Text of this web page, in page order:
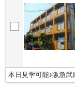
本日見学可能♪阪急武